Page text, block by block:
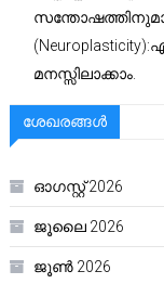
മനസ്സിലാക്കാം.
ശേഖരങ്ങൾ
ഓഗസ്റ്റ്‌ 2026
ജൂലൈ 2026
ജൂൺ 2026